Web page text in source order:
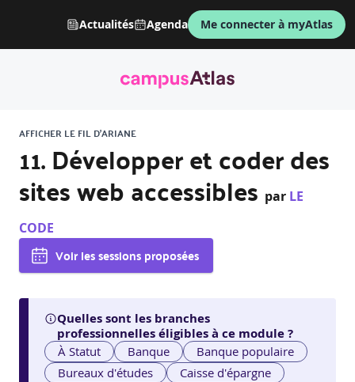
Actualités Agenda Me connecter à myAtlas
AFFICHER LE FIL D'ARIANE
11. Développer et coder des
sites web accessibles par LE
CODE
Voir les sessions proposées
Quelles sont les branches
professionnelles éligibles à ce module ?
À Statut Banque
Banque populaire
Bureaux d'études
Caisse d'épargne